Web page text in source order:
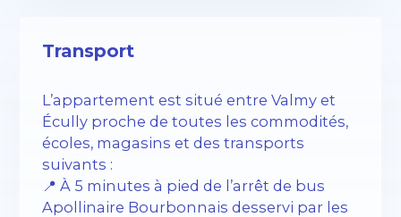
Transport
L’appartement est situé entre Valmy et
Écully proche de toutes les commodités,
écoles, magasins et des transports
suivants :
📍 À 5 minutes à pied de l’arrêt de bus
Apollinaire Bourbonnais desservi par les